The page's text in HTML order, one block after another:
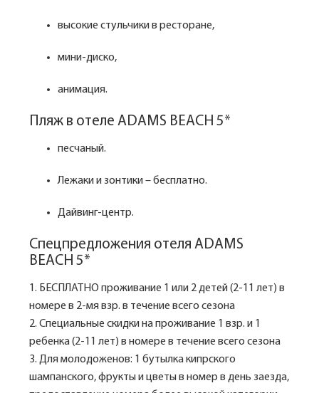
высокие стульчики в ресторане,
мини-диско,
анимация.
Пляж в отеле ADAMS BEACH 5*
песчаный.
Лежаки и зонтики – бесплатно.
Дайвинг-центр.
Спецпредложения отеля ADAMS
BEACH 5*
1. БЕСПЛАТНО проживание 1 или 2 детей (2-11 лет) в
номере в 2-мя взр. в течение всего сезона
2. Специальные скидки на проживание 1 взр. и 1
ребенка (2-11 лет) в номере в течение всего сезона
3. Для молодоженов: 1 бутылка кипрского
шампанского, фрукты и цветы в номер в день заезда,